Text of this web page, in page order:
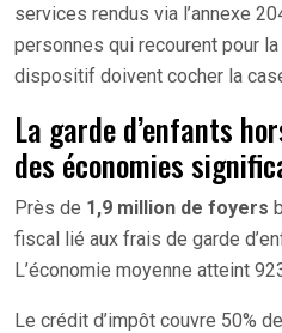
services rendus via l’annexe
personnes qui recourent pour
dispositif doivent cocher la
La garde d’enfants
des économies
Près de 1,9 million de foyers
fiscal lié aux frais de garde
L’économie moyenne atteint
Le crédit d’impôt couvre 50%